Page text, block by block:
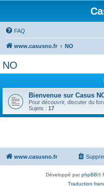
FAQ
www.casusno.fr NO
NO
Bienvenue sur Casus
Pour découvrir, discuter du
Sujets : 17
www.casusno.fr
Développé parphpBB®
Traduction